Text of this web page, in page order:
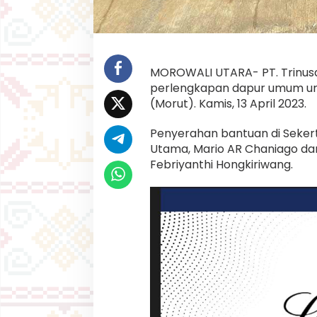
g
k
n
D
a
u
r
U
m
m
o
r
b
a
n
B
a
n
MOROWALI UTARA- PT.
perlengkapan dapur umum
(Morut). Kamis, 13 April 2023.
Penyerahan bantuan di
Utama, Mario AR Chaniago
Febriyanthi Hongkiriwang.